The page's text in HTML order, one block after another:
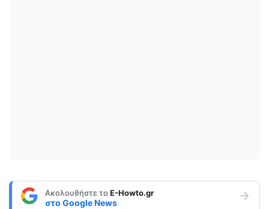
Ακολουθήστε τοE-Howto.gr
στο Google News